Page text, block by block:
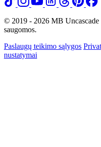
© 2019 - 2026 MB Uncascade
saugomos.
Paslaugų teikimo sąlygos
nustatymai